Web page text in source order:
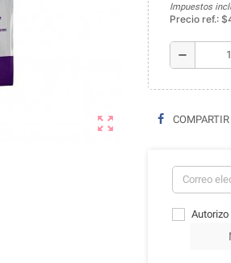
zoom_out_map
Impuestos
Precio ref.:
remove
COMPARTIR